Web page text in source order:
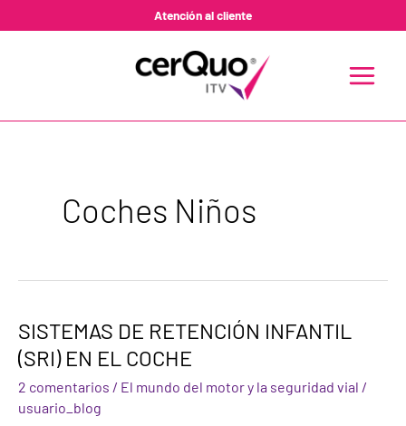
Atención al cliente
MENU
Coches Niños
SISTEMAS DE RETENCIÓN INFANTIL
(SRI) EN EL COCHE
2 comentarios / El mundo del motor y la seguridad vial /
usuario_blog
SISTEMAS
DE
RETENCIÓN
INFANTIL
(SRI)
EN